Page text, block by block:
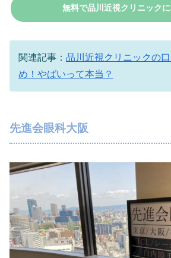
無料で品川近視クリニック
関連記事： 品川近視クリニックの
め！やばいって本当？
先進会眼科大阪